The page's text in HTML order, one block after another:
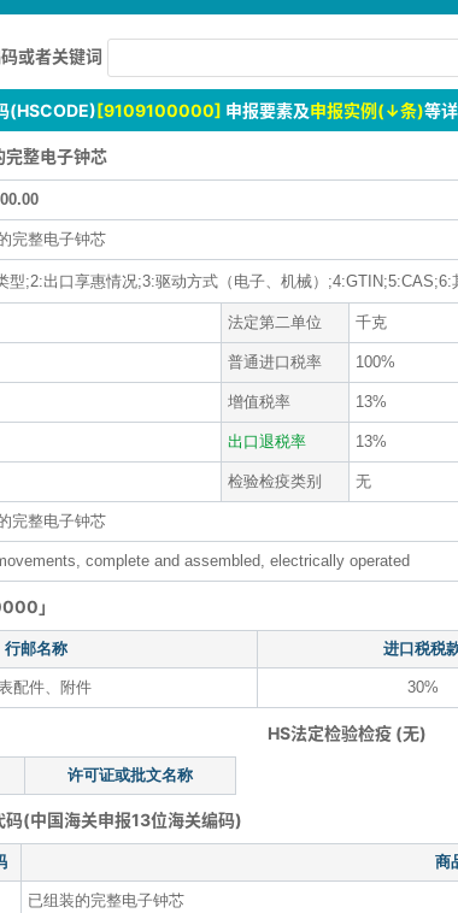
或者关键词
(HSCODE)[9109100000] 申报要素及申报实例(↓条)等
整电子钟芯
完整电子钟芯
型;2:出口享惠情况;3:驱动方式（电子、机械）;4:GTIN;5:CAS;6:
法定第二单位 千克
普通进口税率 100%
增值税率 13%
出口退税率 13%
检验检疫类别 无
完整电子钟芯
complete and assembled, electrically operated
」
行邮名称 进口税税
配件、附件 30%
HS法定检验检疫 (无)
许可证或批文名称
(中国海关申报13位海关编码)
商
已组装的完整电子钟芯